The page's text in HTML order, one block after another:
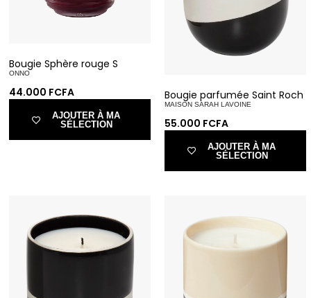
Bougie Sphère rouge S
ONNO
44.000 FCFA
AJOUTER À MA
SÉLECTION
Bougie parfumée Saint Roch
MAISON SARAH LAVOINE
55.000 FCFA
AJOUTER À MA
SÉLECTION